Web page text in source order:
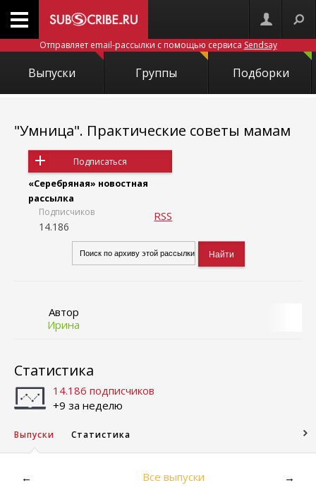
Отправляет email-рассылки с помощью сервиса Sendsay
Выпуски Группы Подборки
"Умница". Практические советы мамам
Подписаться
«Серебряная» новостная
рассылка
Подписчиков
14.186
RSS
Автор
Ирина
Статистика
14.186 подписчиков
+9 за неделю
Выпуски Статистика
← Все выпуски →